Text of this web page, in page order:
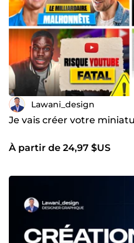
plaisent visuellement, mais
et performants. Travailler
✅ une touche professionnel
travail créatif Je suis
mettre mon expertise à votre
qui captivent et inspirent.
Lawani_design
Je vais créer votre
À partir de 24,97 $US